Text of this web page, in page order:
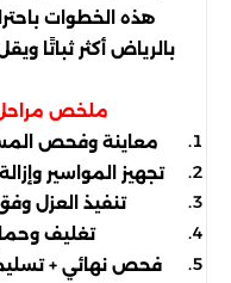
هذه الخطوات
بالرياض أكثر ثباتًا
ملخص
معاينة وفحص
تجهيز المواسير
تنفيذ العزل
تغليف
فحص نهائي +